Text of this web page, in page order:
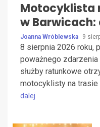
Motocyklista
w Barwicach:
Joanna Wróblewska 9
8 sierpnia 2026 roku,
poważnego
służby ratunkowe
motocyklisty na trasie
dalej